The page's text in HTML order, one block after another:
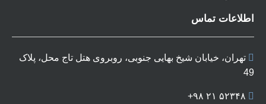
اطلاعات تماس
تهران، خیابان شیخ بهایی جنوبی، روبروی هتل تاج محل، پلاک
49
۵۲۳۴۸ ٢١ ٩٨+